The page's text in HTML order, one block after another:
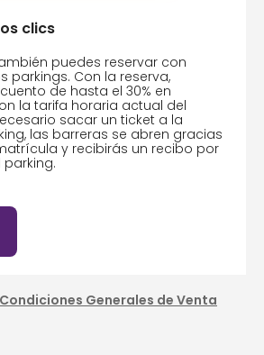
clics
puedes reservar con
parkings. Con la reserva,
de hasta el 30% en
la tarifa horaria actual del
sacar un ticket a la
las barreras se abren gracias
y recibirás un recibo por
parking.
Generales de Venta